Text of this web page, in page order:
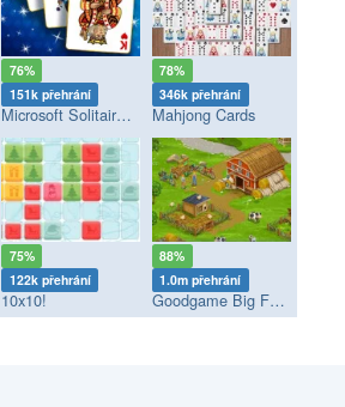
76%
151k přehrání
Microsoft Solitaire Collection
78%
346k přehrání
Mahjong Cards
75%
122k přehrání
10x10!
88%
1.0m přehrání
Goodgame Big Farm